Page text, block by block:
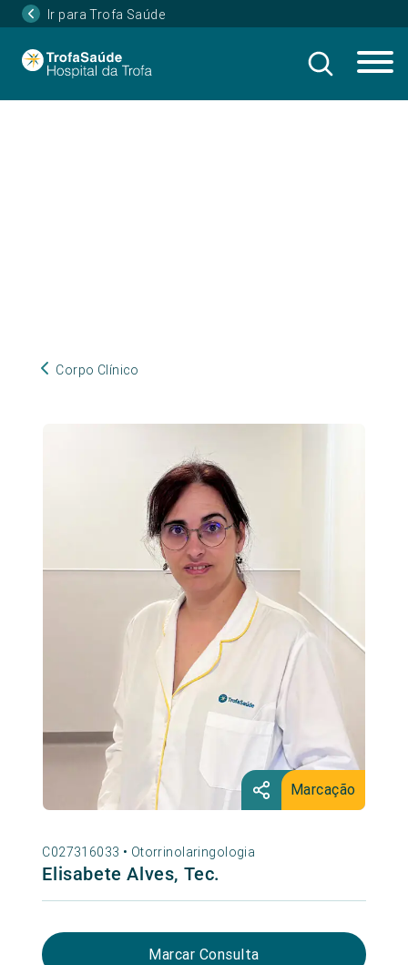
Ir para Trofa Saúde
Corpo Clínico
Marcação
C027316033 • Otorrinolaringologia
Elisabete Alves, Tec.
Marcar Consulta